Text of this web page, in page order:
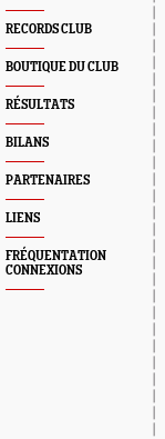
RECORDS CLUB
BOUTIQUE DU CLUB
RÉSULTATS
BILANS
PARTENAIRES
LIENS
FRÉQUENTATION
CONNEXIONS